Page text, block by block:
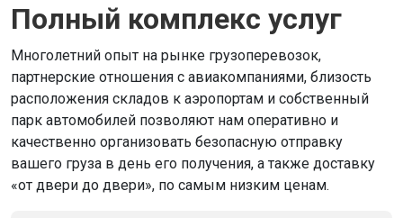
Полный комплекс услуг
Многолетний опыт на рынке грузоперевозок,
партнерские отношения с авиакомпаниями, близость
расположения складов к аэропортам и собственный
парк автомобилей позволяют нам оперативно и
качественно организовать безопасную отправку
вашего груза в день его получения, а также доставку
«от двери до двери», по самым низким ценам.